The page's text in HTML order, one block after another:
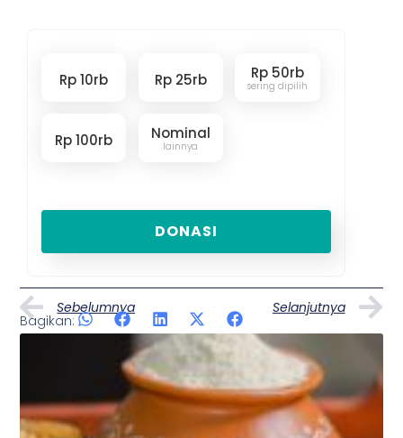
Rp 10rb Rp 25rb Rp 50rb
sering dipilih
Rp 100rb Nominal
lainnya
DONASI
Prev
Sebelumnya Selanjutnya
Bagikan:
Artikel Lainnya
Page Page